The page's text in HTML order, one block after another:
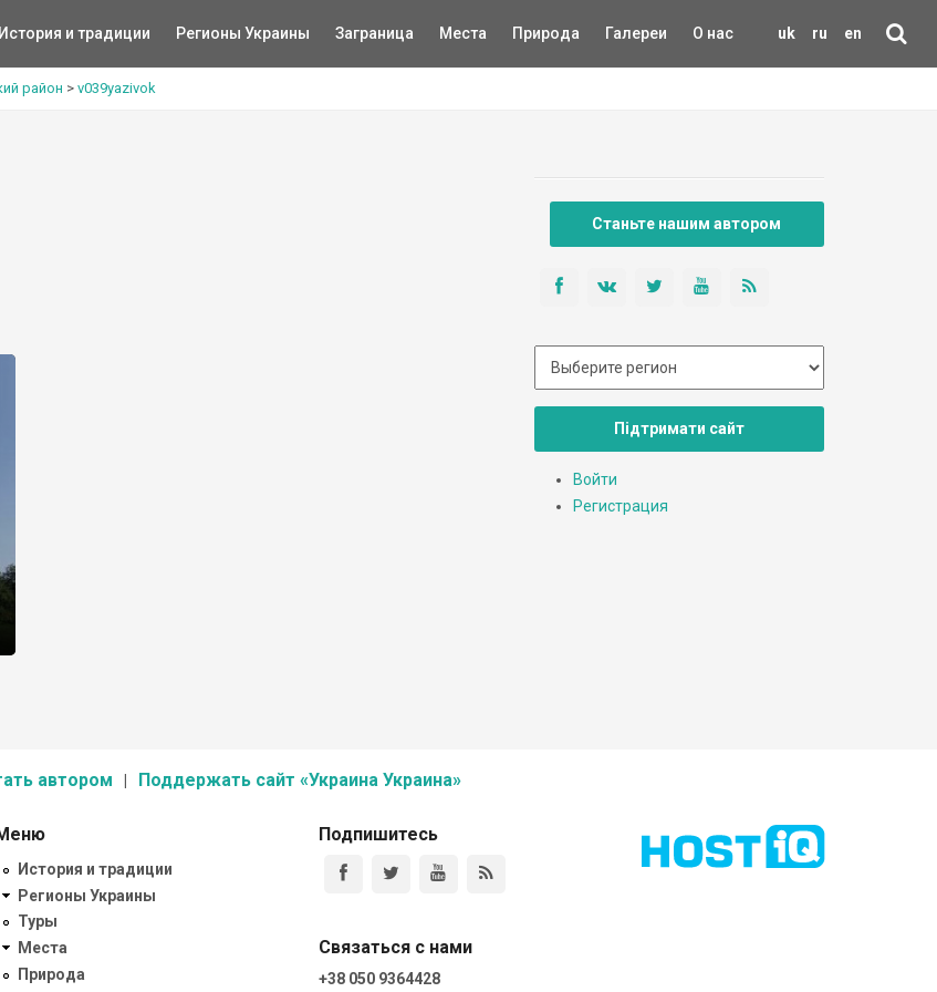
uk ru en
История и традиции Регионы Украины Заграница Места Природа Галереи О нас
район > v039yazivok
Станьте нашим автором
Підтримати сайт
Войти
Регистрация
автором Поддержать сайт «Украина Украина»
История и традиции
Регионы Украины
Туры
Места
Природа
Подпишитесь
Связаться с нами
+38 050 9364428